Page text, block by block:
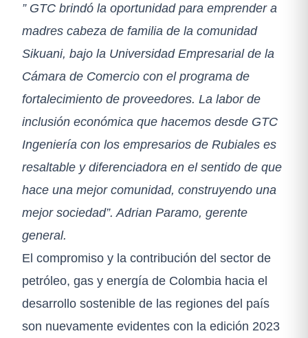
” GTC brindó la oportunidad para emprender a
madres cabeza de familia de la comunidad
Sikuani, bajo la Universidad Empresarial de la
Cámara de Comercio con el programa de
fortalecimiento de proveedores. La labor de
inclusión económica que hacemos desde GTC
Ingeniería con los empresarios de Rubiales es
resaltable y diferenciadora en el sentido de que
hace una mejor comunidad, construyendo una
mejor sociedad”. Adrian Paramo, gerente
general.
El compromiso y la contribución del sector de
petróleo, gas y energía de Colombia hacia el
desarrollo sostenible de las regiones del país
son nuevamente evidentes con la edición 2023